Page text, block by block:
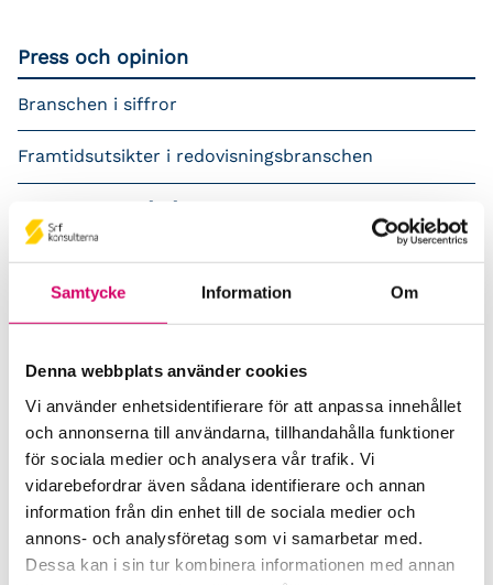
Samtycke Information Om
Denna webbplats använder cookies
Vi använder enhetsidentifierare för att anpassa innehållet
och annonserna till användarna, tillhandahålla funktioner
för sociala medier och analysera vår trafik. Vi
vidarebefordrar även sådana identifierare och annan
information från din enhet till de sociala medier och
annons- och analysföretag som vi samarbetar med.
Dessa kan i sin tur kombinera informationen med annan
Press och opinion
Branschen i siffror
Framtidsutsikter i redovisningsbranschen
Prenumerera på våra nyhetsbrev
Pressrum
Remisser
Samverkan med myndigheter och organisationer
Srf Fokusrapport 2024 – insikter för hållbart
företagande
Våra nyhetskanaler